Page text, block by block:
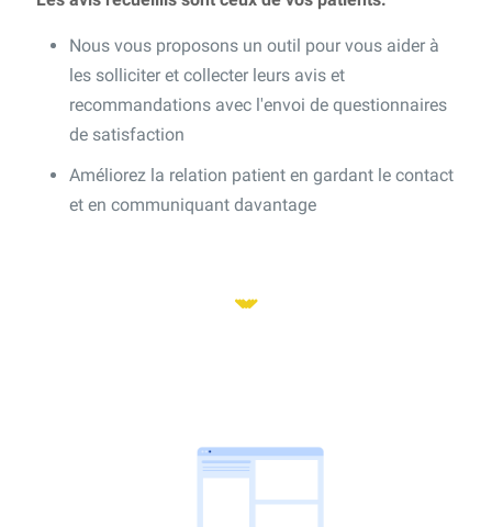
Nous vous proposons un outil pour vous aider à
les solliciter et collecter leurs avis et
recommandations avec l'envoi de questionnaires
de satisfaction
Améliorez la relation patient en gardant le contact
et en communiquant davantage